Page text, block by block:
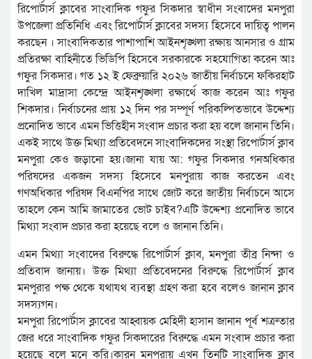
রিপোর্টার্স ক্লাবের সাংবাদিক গফুর সিকদার স্বাধীন সংবাদের মনপুরা
উপজেলা প্রতিনিধি এবং রিপোর্টার্স ক্লাবের সদস্য হিসেবে দায়িত্ব পালন
করছেন । সাংবাদিকতার পাশাপাশি আইনশৃঙ্খলা রক্ষায় আনসার ও গ্রাম
প্রতিরক্ষা বাহিনীতে ভিডিপি হিসেবে সরকারকে সহযোগিতা করেন আঃ
গফুর সিকদার। গত ১২ ই ফেব্রুয়ারি ২০২৬ জাতীয় নির্বাচনে ফকিরহাট
দাখিল মাদ্রাসা কেন্দ্রে আইনশৃঙ্খলা রক্ষার্থে কাজ করেন আঃ গফুর
শিকদার। নির্বাচনের প্রায় ১২ দিন পর সম্পূর্ণ পরিকল্পিতভাবে উদ্দেশ্য
প্রনোদিত ভাবে এমন ভিত্তিহীন সংবাদ প্রচার করা হয় বলে জানান তিনি।
একই সাথে উক্ত মিথ্যা প্রতিবেদনে সাংবাদিকদের সংস্থা রিপোর্টার্স ক্লাব
মনপুরা কেও জড়ানো হয়।জানা যায় আ: গফুর সিকদার গনঅধিকার
পরিষদের একজন সদস্য হিসেবে মনপুরায় কাজ করতেন এবং
গণঅধিকার পরিষদ বিএনপির সাথে জোট করে জাতীয় নির্বাচনে আসে
তাহলে কেন আমি জামাতের ভোট চাইব?এটি উদ্দেশ্য প্রনোদিত ভাবে
মিথ্যা সংবাদ প্রচার করা হয়েছে বলে ও জানান তিনি।
এমন মিথ্যা সংবাদের বিরুদ্ধে রিপোর্টার্স ক্লাব, মনপুরা তীব্র নিন্দা ও
প্রতিবাদ জানায়। উক্ত মিথ্যা প্রতিবেদনের বিরুদ্ধে রিপোর্টার্স ক্লাব
মনপুরার পক্ষ থেকে যথাযথ ব্যবস্থা গ্রহণ করা হবে বলেও জানান ক্লাব
সদস্যগন।
মনপুরা রিপোর্টাস ক্লাবের আহ্বায়ক মেহিদী হাসান জানান পূর্ব শত্রুতার
জের ধরে সাংবাদিক গফুর সিকদারের বিরুদ্ধে এমন সংবাদ প্রচার করা
হয়েছে বলে মনে করি।কারন মনপুরায় এখন তিনটি সাংবাদিক ক্লাব